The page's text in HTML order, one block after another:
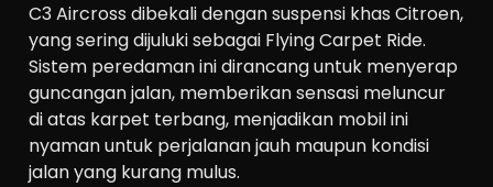
C3 Aircross dibekali dengan suspensi khas Citroen,
yang sering dijuluki sebagai Flying Carpet Ride.
Sistem peredaman ini dirancang untuk menyerap
guncangan jalan, memberikan sensasi meluncur
di atas karpet terbang, menjadikan mobil ini
nyaman untuk perjalanan jauh maupun kondisi
jalan yang kurang mulus.